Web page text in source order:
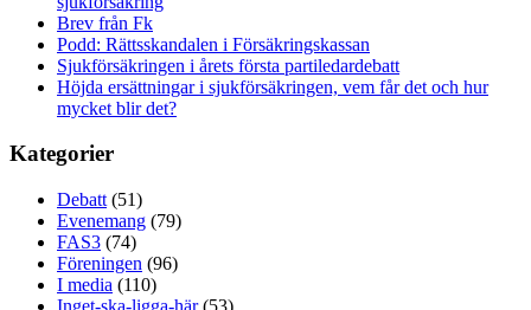
Brev från Fk
Podd: Rättsskandalen i Försäkringskassan
Sjukförsäkringen i årets första partiledardebatt
Höjda ersättningar i sjukförsäkringen, vem får det och hur
mycket blir det?
Kategorier
Debatt (51)
Evenemang (79)
FAS3 (74)
Föreningen (96)
I media (110)
Inget-ska-ligga-här(53)